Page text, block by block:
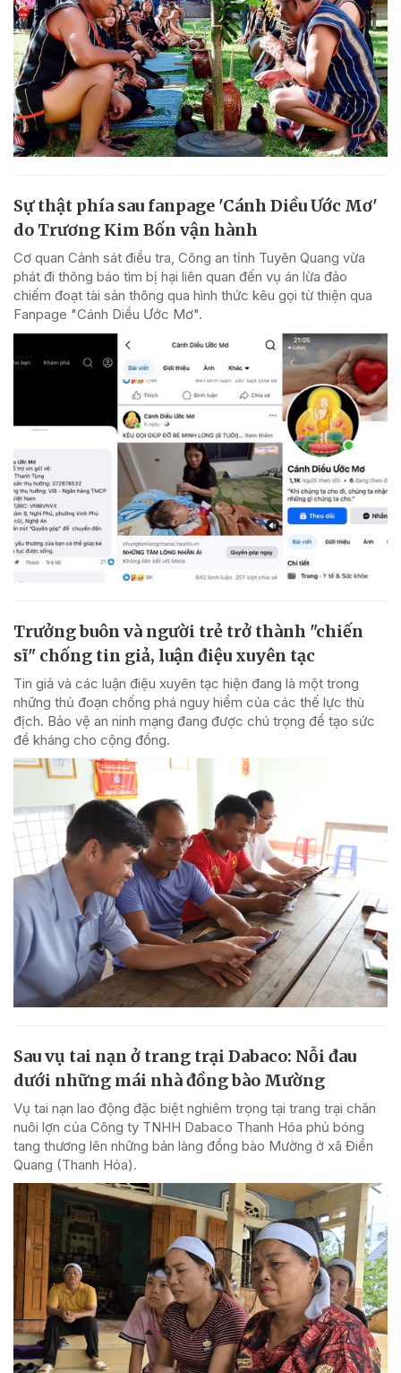
Sự thật phía sau fanpage 'Cánh Diều Ước Mơ'
do Trương Kim Bốn vận hành
Cơ quan Cảnh sát điều tra, Công an tỉnh Tuyên Quang vừa
phát đi thông báo tìm bị hại liên quan đến vụ án lừa đảo
chiếm đoạt tài sản thông qua hình thức kêu gọi từ thiện qua
Fanpage "Cánh Diều Ước Mơ".
Trưởng buôn và người trẻ trở thành "chiến
sĩ" chống tin giả, luận điệu xuyên tạc
Tin giả và các luận điệu xuyên tạc hiện đang là một trong
những thủ đoạn chống phá nguy hiểm của các thế lực thù
địch. Bảo vệ an ninh mạng đang được chú trọng để tạo sức
đề kháng cho cộng đồng.
Sau vụ tai nạn ở trang trại Dabaco: Nỗi đau
dưới những mái nhà đồng bào Mường
Vụ tai nạn lao động đặc biệt nghiêm trọng tại trang trại chăn
nuôi lợn của Công ty TNHH Dabaco Thanh Hóa phủ bóng
tang thương lên những bản làng đồng bào Mường ở xã Điền
Quang (Thanh Hóa).